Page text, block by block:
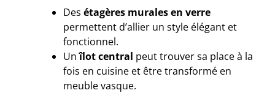
Des étagères murales en verre
permettent d’allier un style élégant et
fonctionnel.
Unîlot central peut trouver sa place à la
fois en cuisine et être transformé en
meuble vasque.